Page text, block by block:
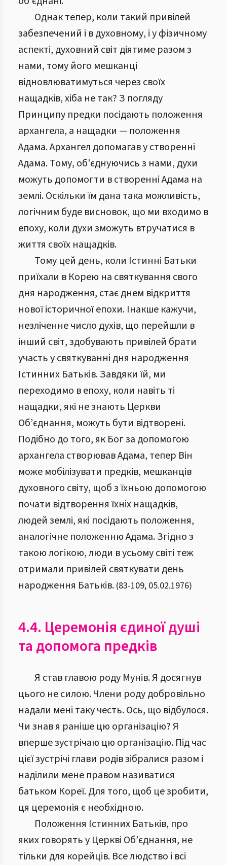
Однак тепер, коли такий привілей
забезпечений і в духовному, і у фізичному
аспекті, духовний світ діятиме разом з
нами, тому його мешканці
відновлюватимуться через своїх
нащадків, хіба не так? З погляду
Принципу предки посідають положення
архангела, а нащадки — положення
Адама. Архангел допомагав у створенні
Адама. Тому, об'єднуючись з нами, духи
можуть допомогти в створенні Адама на
землі. Оскільки їм дана така можливість,
логічним буде висновок, що ми входимо в
епоху, коли духи зможуть втручатися в
життя своїх нащадків.
Тому цей день, коли Істинні Батьки
приїхали в Корею на святкування свого
дня народження, стає днем відкриття
нової історичної епохи. Інакше кажучи,
незліченне число духів, що перейшли в
інший світ, здобувають привілей брати
участь у святкуванні дня народження
Істинних Батьків. Завдяки їй, ми
переходимо в епоху, коли навіть ті
нащадки, які не знають Церкви
Об’єднання, можуть бути відтворені.
Подібно до того, як Бог за допомогою
архангела створював Адама, тепер Він
може мобілізувати предків, мешканців
духовного світу, щоб з їхньою допомогою
почати відтворення їхніх нащадків,
людей землі, які посідають положення,
аналогічне положенню Адама. Згідно з
такою логікою, люди в усьому світі теж
отримали привілей святкувати день
народження Батьків. (83-109, 05.02.1976)
4.4. Церемонія єдиної душі
та допомога предків
Я став главою роду Мунів. Я досягнув
цього не силою. Члени роду добровільно
надали мені таку честь. Ось, що відбулося.
Чи знав я раніше цю організацію? Я
вперше зустрічаю цю організацію. Під час
цієї зустрічі глави родів зібралися разом і
наділили мене правом називатися
батьком Кореї. Для того, щоб це зробити,
ця церемонія є необхідною.
Положення Істинних Батьків, про
яких говорять у Церкві Об’єднання, не
тільки для корейців. Все людство і всі